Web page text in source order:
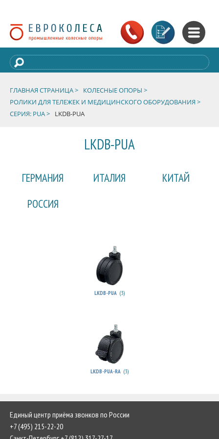
ГЛАВНАЯ СТРАНИЦА >
КОЛЕСНЫЕ ОПОРЫ >
РОЛИКИ ДЛЯ ТЕЛЕЖЕК И МЕДИЦИНСКОГО ОБОРУДОВАНИЯ >
СЕРИЯ: PUA >
LKDB-PUA
LKDB-PUA
ГЕРМАНИЯ ИТАЛИЯ
КИТАЙ
РОССИЯ
LKDB-PUA (3)
LKDB-PUA-RA (3)
Единый центр приёма звонков по России
+7 (495) 215-22-20